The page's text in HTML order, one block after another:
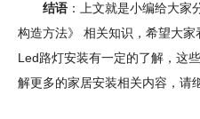
结语 ：上文就是小编给大
构造方法》 相关知识，希望大
Led路灯安装有一定的了解，这
解更多的家居安装相关内容，请